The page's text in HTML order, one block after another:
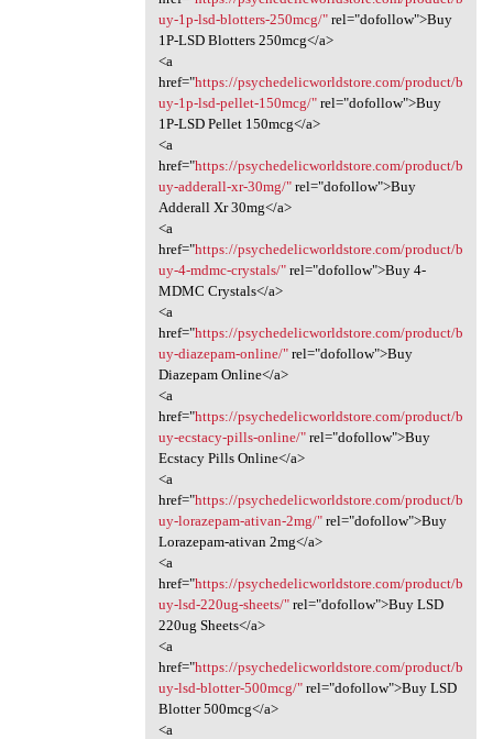
uy-1p-lsd-blotters-250mcg/"rel="dofollow">Buy
1P-LSD Blotters 250mcg</a>
<a
href="https://psychedelicworldstore.com/product/b
uy-1p-lsd-pellet-150mcg/"rel="dofollow">Buy
1P-LSD Pellet 150mcg</a>
<a
href="https://psychedelicworldstore.com/product/b
uy-adderall-xr-30mg/"rel="dofollow">Buy
Adderall Xr 30mg</a>
<a
href="https://psychedelicworldstore.com/product/b
uy-4-mdmc-crystals/"rel="dofollow">Buy 4-
MDMC Crystals</a>
<a
href="https://psychedelicworldstore.com/product/b
uy-diazepam-online/"rel="dofollow">Buy
Diazepam Online</a>
<a
href="https://psychedelicworldstore.com/product/b
uy-ecstacy-pills-online/"rel="dofollow">Buy
Ecstacy Pills Online</a>
<a
href="https://psychedelicworldstore.com/product/b
uy-lorazepam-ativan-2mg/"rel="dofollow">Buy
Lorazepam-ativan 2mg</a>
<a
href="https://psychedelicworldstore.com/product/b
uy-lsd-220ug-sheets/"rel="dofollow">Buy LSD
220ug Sheets</a>
<a
href="https://psychedelicworldstore.com/product/b
uy-lsd-blotter-500mcg/"rel="dofollow">Buy LSD
Blotter 500mcg</a>
<a